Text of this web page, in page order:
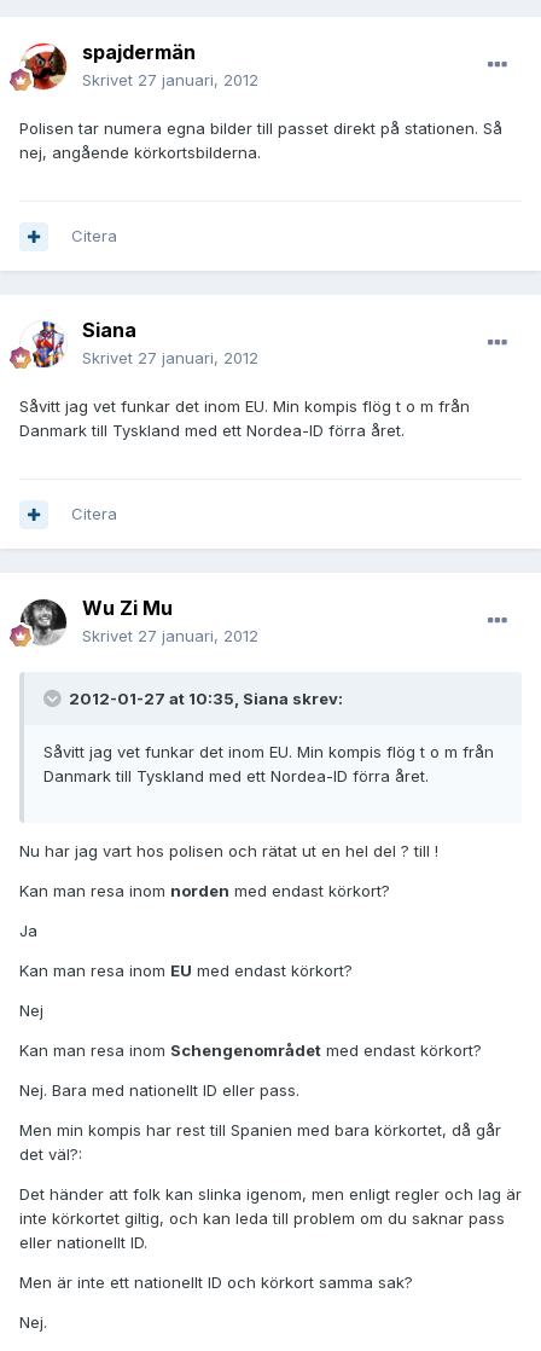
spajdermän
Skrivet 27 januari, 2012
Polisen tar numera egna bilder till passet direkt på stationen. Så
nej, angående körkortsbilderna.
Citera
Siana
Skrivet 27 januari, 2012
Såvitt jag vet funkar det inom EU. Min kompis flög t o m från
Danmark till Tyskland med ett Nordea-ID förra året.
Citera
Wu Zi Mu
Skrivet 27 januari, 2012
2012-01-27 at 10:35, Siana skrev:
Såvitt jag vet funkar det inom EU. Min kompis flög t o m från
Danmark till Tyskland med ett Nordea-ID förra året.
Nu har jag vart hos polisen och rätat ut en hel del ? till !
Kan man resa inom norden med endast körkort?
Ja
Kan man resa inom EU med endast körkort?
Nej
Kan man resa inom Schengenområdet med endast körkort?
Nej. Bara med nationellt ID eller pass.
Men min kompis har rest till Spanien med bara körkortet, då går
det väl?:
Det händer att folk kan slinka igenom, men enligt regler och lag är
inte körkortet giltig, och kan leda till problem om du saknar pass
eller nationellt ID.
Men är inte ett nationellt ID och körkort samma sak?
Nej.